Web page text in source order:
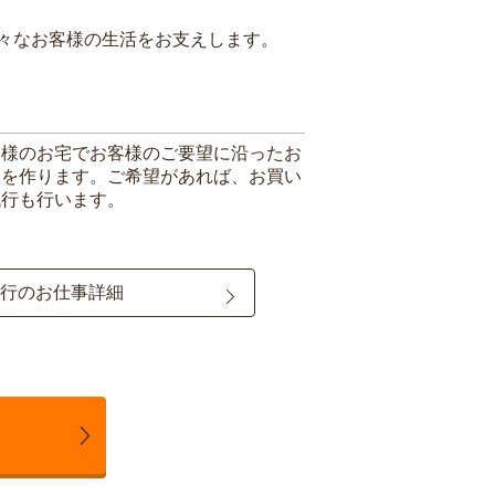
お客様の生活をお支えします。
のお宅でお客様のご要望に沿ったお
作ります。ご希望があれば、お買い
も行います。
のお仕事詳細